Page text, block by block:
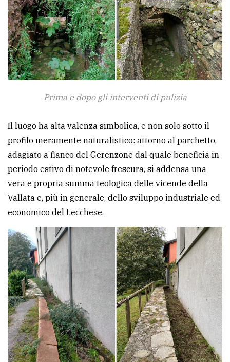
Prima e dopo gli interventi di pulizia
Il luogo ha alta valenza simbolica, e non solo sotto il
profilo meramente naturalistico: attorno al parchetto,
adagiato a fianco del Gerenzone dal quale beneficia in
periodo estivo di notevole frescura, si addensa una
vera e propria summa teologica delle vicende della
Vallata e, più in generale, dello sviluppo industriale ed
economico del Lecchese.